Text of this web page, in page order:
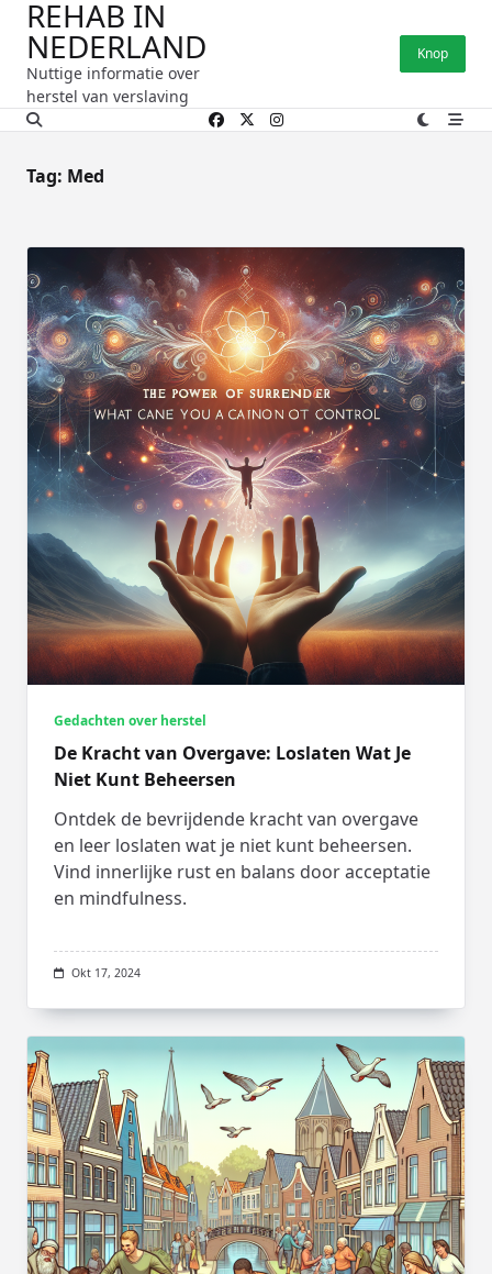
naar
inhoud
REHAB IN
NEDERLAND
Nuttige informatie over
herstel van verslaving
Knop
Tag: Med
Gedachten over herstel
De Kracht van Overgave: Loslaten Wat Je
Niet Kunt Beheersen
Ontdek de bevrijdende kracht van overgave
en leer loslaten wat je niet kunt beheersen.
Vind innerlijke rust en balans door acceptatie
en mindfulness.
Okt 17, 2024